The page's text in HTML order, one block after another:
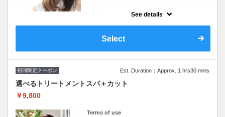
カットなし※シャンプー・ブロー込/ロング料
なし ★ ハイライト、ブリーチご希望の方別
途料金とプラス１時間頂戴します その場合
See details
Select
初回限定クーポン Est. Duration：Approx. 1 hrs30 mins
選べるトリートメントスパ＋カット
￥9,800
Terms of use